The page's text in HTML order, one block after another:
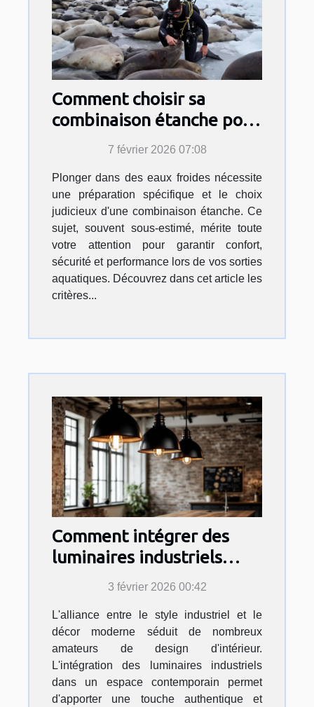
Comment choisir sa
combinaison étanche pour
des eaux froides ?
7 février 2026 07:08
Plonger dans des eaux froides nécessite
une préparation spécifique et le choix
judicieux d'une combinaison étanche. Ce
sujet, souvent sous-estimé, mérite toute
votre attention pour garantir confort,
sécurité et performance lors de vos sorties
aquatiques. Découvrez dans cet article les
critères...
Comment intégrer des
luminaires industriels
dans un décor moderne ?
3 février 2026 00:42
L'alliance entre le style industriel et le
décor moderne séduit de nombreux
amateurs de design d'intérieur.
L'intégration des luminaires industriels
dans un espace contemporain permet
d'apporter une touche authentique et